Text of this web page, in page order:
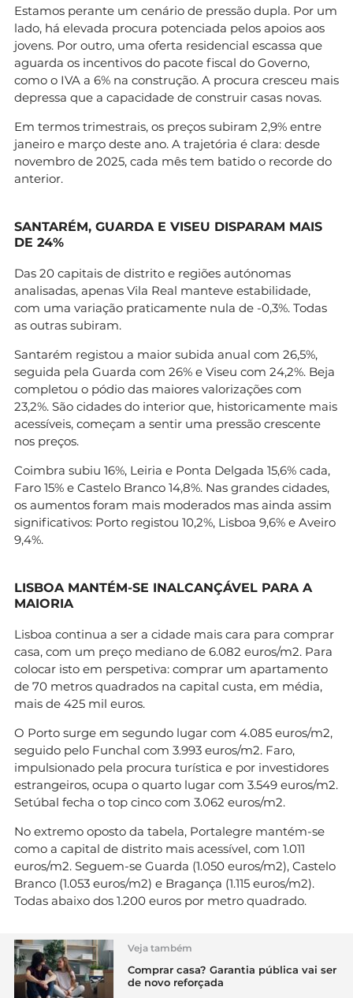
Estamos perante um cenário de pressão dupla. Por um
lado, há elevada procura potenciada pelos apoios aos
jovens. Por outro, uma oferta residencial escassa que
aguarda os incentivos do pacote fiscal do Governo,
como o IVA a 6% na construção. A procura cresceu mais
depressa que a capacidade de construir casas novas.
Em termos trimestrais, os preços subiram 2,9% entre
janeiro e março deste ano. A trajetória é clara: desde
novembro de 2025, cada mês tem batido o recorde do
anterior.
SANTARÉM, GUARDA E VISEU DISPARAM MAIS
DE 24%
Das 20 capitais de distrito e regiões autónomas
analisadas, apenas Vila Real manteve estabilidade,
com uma variação praticamente nula de -0,3%. Todas
as outras subiram.
Santarém registou a maior subida anual com 26,5%,
seguida pela Guarda com 26% e Viseu com 24,2%. Beja
completou o pódio das maiores valorizações com
23,2%. São cidades do interior que, historicamente mais
acessíveis, começam a sentir uma pressão crescente
nos preços.
Coimbra subiu 16%, Leiria e Ponta Delgada 15,6% cada,
Faro 15% e Castelo Branco 14,8%. Nas grandes cidades,
os aumentos foram mais moderados mas ainda assim
significativos: Porto registou 10,2%, Lisboa 9,6% e Aveiro
9,4%.
LISBOA MANTÉM-SE INALCANÇÁVEL PARA A
MAIORIA
Lisboa continua a ser a cidade mais cara para comprar
casa, com um preço mediano de 6.082 euros/m2. Para
colocar isto em perspetiva: comprar um apartamento
de 70 metros quadrados na capital custa, em média,
mais de 425 mil euros.
O Porto surge em segundo lugar com 4.085 euros/m2,
seguido pelo Funchal com 3.993 euros/m2. Faro,
impulsionado pela procura turística e por investidores
estrangeiros, ocupa o quarto lugar com 3.549 euros/m2.
Setúbal fecha o top cinco com 3.062 euros/m2.
No extremo oposto da tabela, Portalegre mantém-se
como a capital de distrito mais acessível, com 1.011
euros/m2. Seguem-se Guarda (1.050 euros/m2), Castelo
Branco (1.053 euros/m2) e Bragança (1.115 euros/m2).
Todas abaixo dos 1.200 euros por metro quadrado.
Veja também
Comprar casa? Garantia pública vai ser
de novo reforçada